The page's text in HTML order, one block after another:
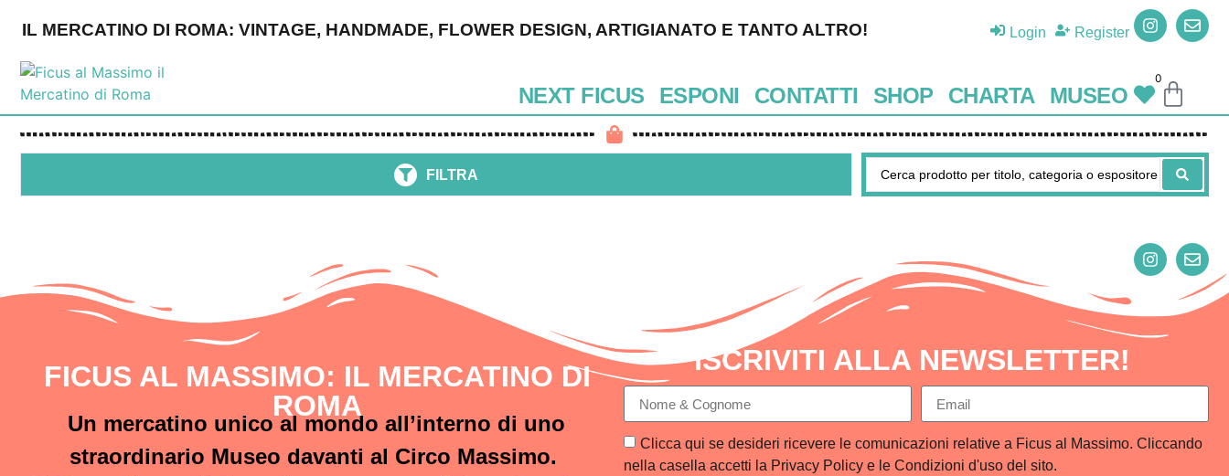
IL MERCATINO DI ROMA: VINTAGE, HANDMADE, FLOWER DESIGN, ARTIGIANATO E TANTO ALTRO! Login Register
NEXT FICUS ESPONI CONTATTI SHOP CHARTA MUSEO
0
FILTRA
FICUS AL MASSIMO: IL MERCATINO DI
ROMA
Un mercatino unico al mondo all’interno di uno
straordinario Museo davanti al Circo Massimo.
ISCRIVITI ALLA NEWSLETTER!
Clicca qui se desideri ricevere le comunicazioni relative a Ficus al Massimo. Cliccando
nella casella accetti la Privacy Policy e le Condizioni d'uso del sito.